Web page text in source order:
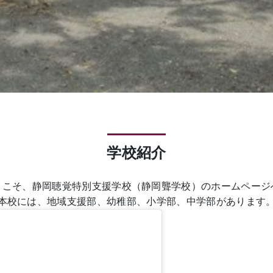
学校紹介
こそ、静岡聴覚特別支援学校（静岡聾学校）のホームページ
校には、地域支援部、幼稚部、小学部、中学部があります